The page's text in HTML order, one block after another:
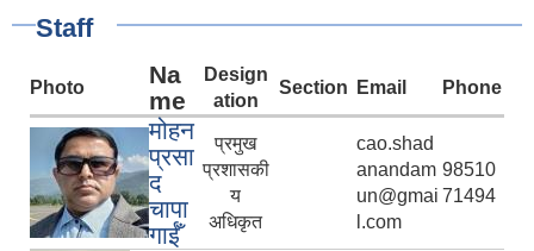
Staff
Photo
Na
me
Design
ation
Section Email Phone
मोहन
प्रसा
द
चापा
गाईँ
प्रमुख
प्रशासकी
य
अधिकृत
cao.shad
anandam
un@gmai
l.com
98510
71494